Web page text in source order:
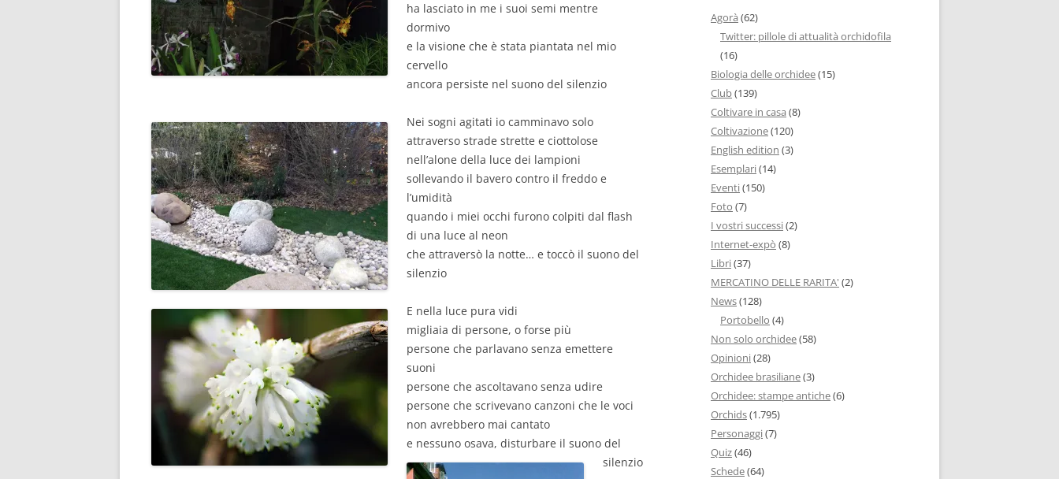
ha lasciato in me i suoi semi mentre
dormivo
e la visione che è stata piantata nel mio
cervello
ancora persiste nel suono del silenzio
Nei sogni agitati io camminavo solo
attraverso strade strette e ciottolose
nell’alone della luce dei lampioni
sollevando il bavero contro il freddo e
l’umidità
quando i miei occhi furono colpiti dal flash
di una luce al neon
che attraversò la notte… e toccò il suono del
silenzio
E nella luce pura vidi
migliaia di persone, o forse più
persone che parlavano senza emettere
suoni
persone che ascoltavano senza udire
persone che scrivevano canzoni che le voci
non avrebbero mai cantato
e nessuno osava, disturbare il suono del
silenzio
Agorà (62)
Twitter: pillole di attualità orchidofila
(16)
Biologia delle orchidee(15)
Club(139)
Coltivare in casa (8)
Coltivazione(120)
English edition (3)
Esemplari(14)
Eventi(150)
Foto (7)
I vostri successi(2)
Internet-expò (8)
Libri(37)
MERCATINO DELLE RARITA' (2)
News(128)
Portobello (4)
Non solo orchidee(58)
Opinioni(28)
Orchidee brasiliane(3)
Orchidee: stampe antiche(6)
Orchids(1.795)
Personaggi(7)
Quiz(46)
Schede(64)